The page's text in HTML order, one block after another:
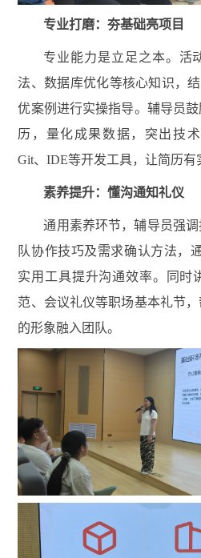
专业打磨：夯基础亮项目
专业能力是立足之本。活
法、数据库优化等核心知识，
优案例进行实操指导。辅导员
历，量化成果数据，突出技
Git、IDE等开发工具，让简历有
素养提升：懂沟通知礼仪
通用素养环节，辅导员强
队协作技巧及需求确认方法，
实用工具提升沟通效率。同时
范、会议礼仪等职场基本礼节
的形象融入团队。